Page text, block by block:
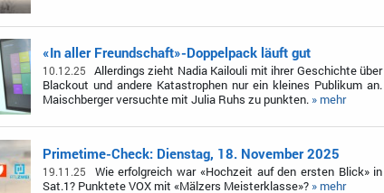
«In aller Freundschaft»-Doppelpack läuft gut
10.12.25
Allerdings zieht Nadia Kailouli mit ihrer Geschichte über
Blackout und andere Katastrophen nur ein kleines Publikum an.
Maischberger versuchte mit Julia Ruhs zu punkten. » mehr
Primetime-Check: Dienstag, 18. November 2025
19.11.25
Wie erfolgreich war «Hochzeit auf den ersten Blick» in
Sat.1? Punktete VOX mit «Mälzers Meisterklasse»? » mehr